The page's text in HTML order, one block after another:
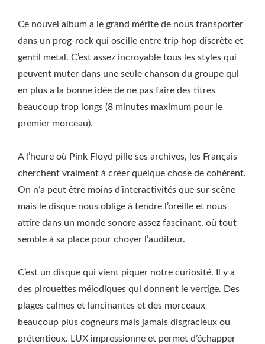
Ce nouvel album a le grand mérite de nous transporter
dans un prog-rock qui oscille entre trip hop discrète et
gentil metal. C’est assez incroyable tous les styles qui
peuvent muter dans une seule chanson du groupe qui
en plus a la bonne idée de ne pas faire des titres
beaucoup trop longs (8 minutes maximum pour le
premier morceau).
A l’heure où Pink Floyd pille ses archives, les Français
cherchent vraiment à créer quelque chose de cohérent.
On n’a peut être moins d’interactivités que sur scène
mais le disque nous oblige à tendre l’oreille et nous
attire dans un monde sonore assez fascinant, où tout
semble à sa place pour choyer l’auditeur.
C’est un disque qui vient piquer notre curiosité. Il y a
des pirouettes mélodiques qui donnent le vertige. Des
plages calmes et lancinantes et des morceaux
beaucoup plus cogneurs mais jamais disgracieux ou
prétentieux. LUX impressionne et permet d’échapper